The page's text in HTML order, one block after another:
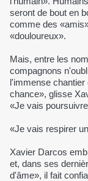
seront de bout en
comme des
«douloureux».
Mais, entre les
compagnons
l'immense
chance», glisse
«Je vais
«Je vais respirer
Xavier Darcos
et, dans ses
d'âme», il fait